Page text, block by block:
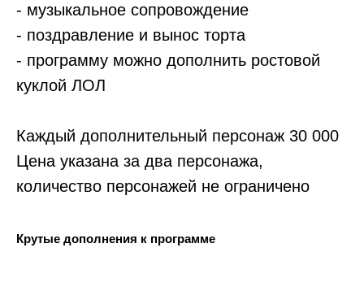
- музыкальное сопровождение
- поздравление и вынос торта
- программу можно дополнить ростовой
куклой ЛОЛ
Каждый дополнительный персонаж 30 000
Цена указана за два персонажа,
количество персонажей не ограничено
Крутые дополнения к программе